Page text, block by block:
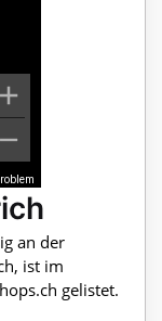
an der
ist im
gelistet.